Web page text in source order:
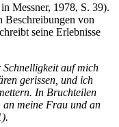
Messner, 1978, S. 39).
Beschreibungen von
seine Erlebnisse
auf mich
gerissen, und ich
In Bruchteilen
an meine Frau und an